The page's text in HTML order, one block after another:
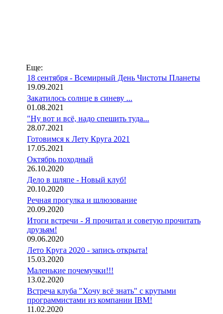
Еще:
18 сентября - Всемирный День Чистоты Планеты
19.09.2021
Закатилось солнце в синеву ...
01.08.2021
"Ну вот и всё, надо спешить туда...
28.07.2021
Готовимся к Лету Круга 2021
17.05.2021
Октябрь походный
26.10.2020
Дело в шляпе - Новый клуб!
20.10.2020
Речная прогулка и шлюзование
20.09.2020
Итоги встречи - Я прочитал и советую прочитать
друзьям!
09.06.2020
Лето Круга 2020 - запись открыта!
15.03.2020
Маленькие почемучки!!!
13.02.2020
Встреча клуба "Хочу всё знать" с крутыми
программистами из компании IBM!
11.02.2020